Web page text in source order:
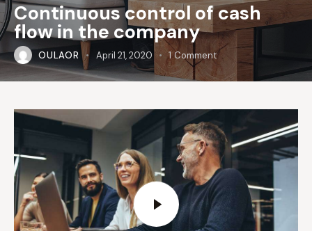
Continuous control of cash
flow in the company
OULAOR April 21, 2020 1 Comment